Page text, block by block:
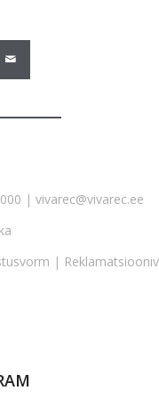
|vivarec@vivarec.ee
|